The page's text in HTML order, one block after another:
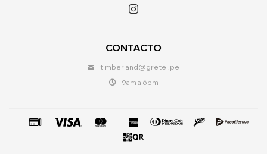
CONTACTO
timberland@gretel.pe
9am a 6pm
